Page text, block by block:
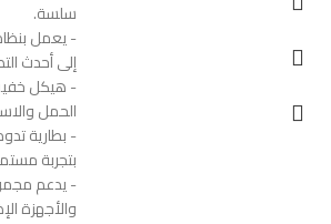
سلسة.
- يعمل
إلى أحدث
- هيكل
الحمل
- بطارية
بتجربة
- يدعم
والأجهزة